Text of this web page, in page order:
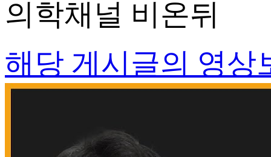
의학채널 비온뒤
해당 게시글의 영상